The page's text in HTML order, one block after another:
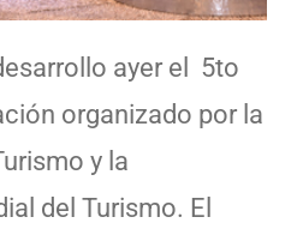
ayer el 5to
organizado por la
y la
del Turismo. El